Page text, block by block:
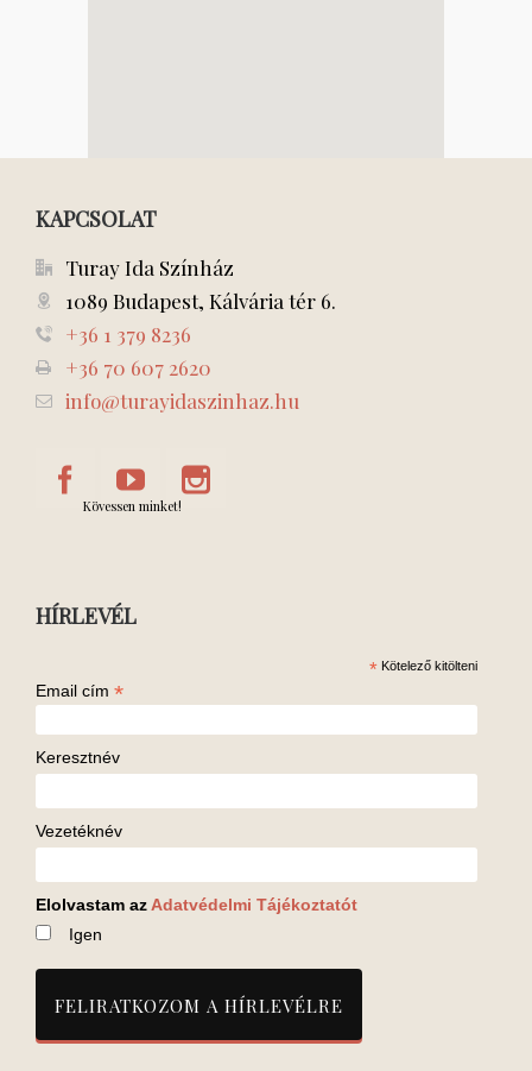
KAPCSOLAT
Turay Ida Színház
1089 Budapest, Kálvária tér 6.
+36 1 379 8236
+36 70 607 2620
info@turayidaszinhaz.hu
Kövessen minket!
HÍRLEVÉL
* Kötelező kitölteni
Email cím *
Keresztnév
Vezetéknév
Elolvastam az Adatvédelmi Tájékoztatót
Igen